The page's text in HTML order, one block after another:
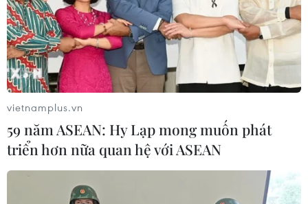
vietnamplus.vn
59 năm ASEAN: Hy Lạp mong muốn phát
triển hơn nữa quan hệ với ASEAN